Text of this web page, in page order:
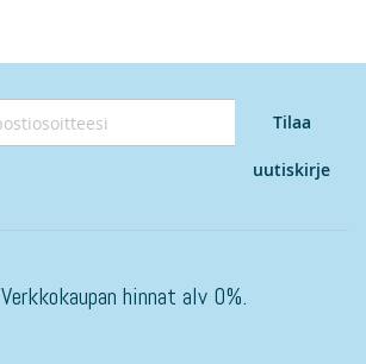
Tilaa
uutiskirje
Verkkokaupan hinnat alv 0%.